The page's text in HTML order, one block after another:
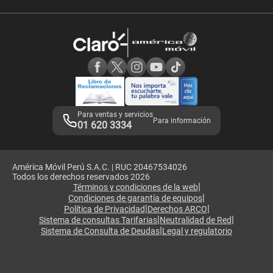
Consulta de IMEI
Consulta de reclamos
Adquirientes iPhone 6, 6S y SE
Mensaje de Seguridad
Términos y Condiciones de Tienda Claro
Libro de Reclamaciones
Legales de marketplace
Para ventas y servicios
01 620 3334 Para información
América Móvil Perú S.A.C. | RUC 20467534026
Todos los derechos reservados 2026
Términos y condiciones de la web|
Condiciones de garantía de equipos|
Política de Privacidad|Derechos ARCO|
Sistema de consultas Tarifarias|Neutralidad de Red|
Sistema de Consulta de Deudas|Legal y regulatorio